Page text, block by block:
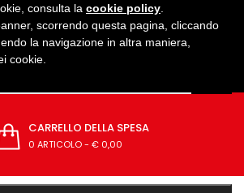
CARRELLO DELLA SPESA
0 ARTICOLO- € 0,00
consulta la cookie policy
scorrendo questa pagina, cliccando
la navigazione in altra maniera,
cookie.